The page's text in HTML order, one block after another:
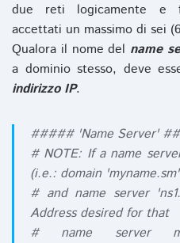
due reti logicamente e
accettati un massimo di sei
Qualora il nome del name
a dominio stesso, deve
indirizzo IP.
##### 'Name Server'
# NOTE: If a name
(i.e.: domain 'myname.sm'
# and name server
Address desired for that
# name server